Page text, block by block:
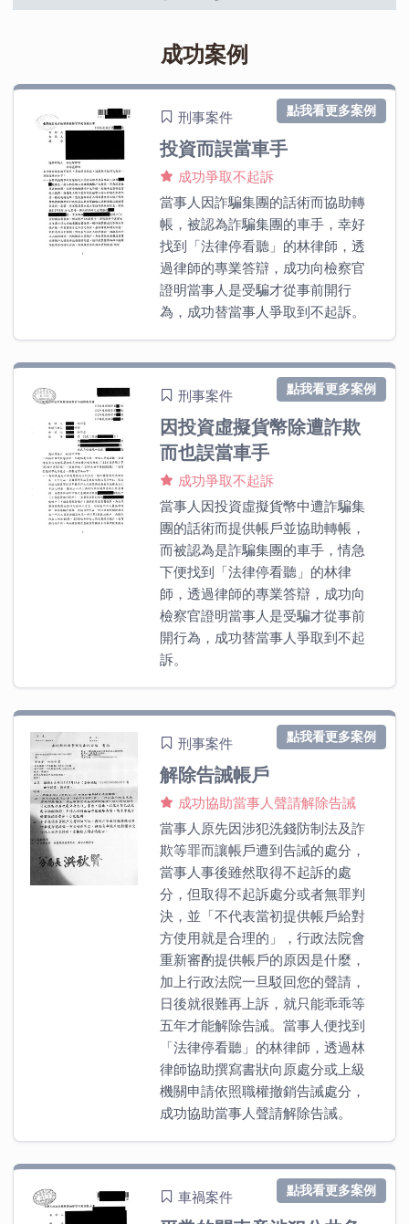
成功案例
刑事案件
投資而誤當車手
成功爭取不起訴
當事人因詐騙集團的話術而協助轉
帳，被認為詐騙集團的車手，幸好
找到「法律停看聽」的林律師，透
過律師的專業答辯，成功向檢察官
證明當事人是受騙才從事前開行
為，成功替當事人爭取到不起訴。
點我看更多案例
刑事案件
因投資虛擬貨幣除遭詐欺
而也誤當車手
成功爭取不起訴
當事人因投資虛擬貨幣中遭詐騙集
團的話術而提供帳戶並協助轉帳，
而被認為是詐騙集團的車手，情急
下便找到「法律停看聽」的林律
師，透過律師的專業答辯，成功向
檢察官證明當事人是受騙才從事前
開行為，成功替當事人爭取到不起
訴。
點我看更多案例
刑事案件
解除告誡帳戶
成功協助當事人聲請解除告誡
當事人原先因涉犯洗錢防制法及詐
欺等罪而讓帳戶遭到告誡的處分，
當事人事後雖然取得不起訴的處
分，但取得不起訴處分或者無罪判
決，並「不代表當初提供帳戶給對
方使用就是合理的」，行政法院會
重新審酌提供帳戶的原因是什麼，
加上行政法院一旦駁回您的聲請，
日後就很難再上訴，就只能乖乖等
五年才能解除告誡。當事人便找到
「法律停看聽」的林律師，透過林
律師協助撰寫書狀向原處分或上級
機關申請依照職權撤銷告誡處分，
成功協助當事人聲請解除告誡。
點我看更多案例
車禍案件 點我看更多案例